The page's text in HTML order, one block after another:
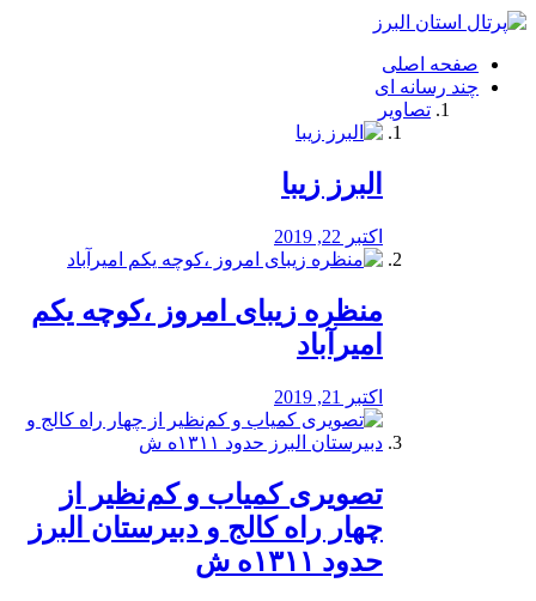
فصد
شرق
تهران
خشکشویی
صفحه اصلی
چند رسانه ای
تصاویر
البرز زیبا
اکتبر 22, 2019
منظره‌‌ زیبای امروز ،کوچه یکم
امیرآباد
اکتبر 21, 2019
️تصویری کمیاب و کم‌نظیر از
چهار راه كالج و دبيرستان البرز
حدود ۱۳۱۱ه ش